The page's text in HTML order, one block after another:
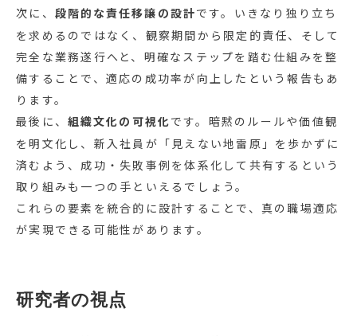
次に、 段階的な責任移譲の設計です。いきなり独り立ち
を求めるのではなく、観察期間から限定的責任、そして
完全な業務遂行へと、明確なステップを踏む仕組みを整
備することで、適応の成功率が向上したという報告もあ
ります。
最後に、 組織文化の可視化です。暗黙のルールや価値観
を明文化し、新入社員が「見えない地雷原」を歩かずに
済むよう、成功・失敗事例を体系化して共有するという
取り組みも一つの手といえるでしょう。
これらの要素を統合的に設計することで、真の職場適応
が実現できる可能性があります。
研究者の視点